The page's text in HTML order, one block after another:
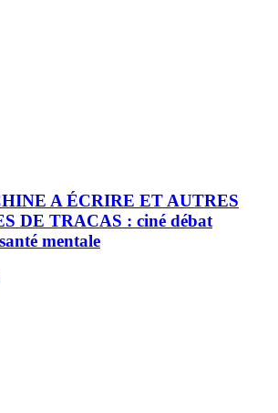
A ÉCRIRE ET AUTRES
DE TRACAS : ciné débat
mentale